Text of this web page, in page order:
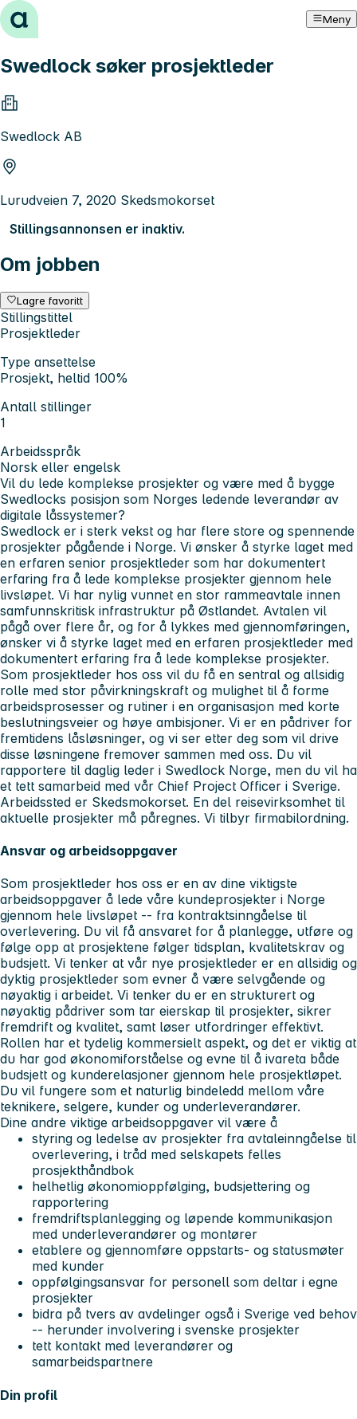
Hopp til innhold Meny
Swedlock søker prosjektleder
Swedlock AB
Lurudveien 7, 2020 Skedsmokorset
Stillingsannonsen er inaktiv.
Om jobben
Lagre favoritt
Stillingstittel
Prosjektleder
Type ansettelse
Prosjekt, heltid 100%
Antall stillinger
1
Arbeidsspråk
Norsk eller engelsk
Vil du lede komplekse prosjekter og være med å bygge
Swedlocks posisjon som Norges ledende leverandør av
digitale låssystemer?
Swedlock er i sterk vekst og har flere store og spennende
prosjekter pågående i Norge. Vi ønsker å styrke laget med
en erfaren senior prosjektleder som har dokumentert
erfaring fra å lede komplekse prosjekter gjennom hele
livsløpet. Vi har nylig vunnet en stor rammeavtale innen
samfunnskritisk infrastruktur på Østlandet. Avtalen vil
pågå over flere år, og for å lykkes med gjennomføringen,
ønsker vi å styrke laget med en erfaren prosjektleder med
dokumentert erfaring fra å lede komplekse prosjekter.
Som prosjektleder hos oss vil du få en sentral og allsidig
rolle med stor påvirkningskraft og mulighet til å forme
arbeidsprosesser og rutiner i en organisasjon med korte
beslutningsveier og høye ambisjoner. Vi er en pådriver for
fremtidens låsløsninger, og vi ser etter deg som vil drive
disse løsningene fremover sammen med oss. Du vil
rapportere til daglig leder i Swedlock Norge, men du vil ha
et tett samarbeid med vår Chief Project Officer i Sverige.
Arbeidssted er Skedsmokorset. En del reisevirksomhet til
aktuelle prosjekter må påregnes. Vi tilbyr firmabilordning.
Ansvar og arbeidsoppgaver
Som prosjektleder hos oss er en av dine viktigste
arbeidsoppgaver å lede våre kundeprosjekter i Norge
gjennom hele livsløpet -- fra kontraktsinngåelse til
overlevering. Du vil få ansvaret for å planlegge, utføre og
følge opp at prosjektene følger tidsplan, kvalitetskrav og
budsjett. Vi tenker at vår nye prosjektleder er en allsidig og
dyktig prosjektleder som evner å være selvgående og
nøyaktig i arbeidet. Vi tenker du er en strukturert og
nøyaktig pådriver som tar eierskap til prosjekter, sikrer
fremdrift og kvalitet, samt løser utfordringer effektivt.
Rollen har et tydelig kommersielt aspekt, og det er viktig at
du har god økonomiforståelse og evne til å ivareta både
budsjett og kunderelasjoner gjennom hele prosjektløpet.
Du vil fungere som et naturlig bindeledd mellom våre
teknikere, selgere, kunder og underleverandører.
Dine andre viktige arbeidsoppgaver vil være å
styring og ledelse av prosjekter fra avtaleinngåelse til
overlevering, i tråd med selskapets felles
prosjekthåndbok
helhetlig økonomioppfølging, budsjettering og
rapportering
fremdriftsplanlegging og løpende kommunikasjon
med underleverandører og montører
etablere og gjennomføre oppstarts- og statusmøter
med kunder
oppfølgingsansvar for personell som deltar i egne
prosjekter
bidra på tvers av avdelinger også i Sverige ved behov
-- herunder involvering i svenske prosjekter
tett kontakt med leverandører og
samarbeidspartnere
Din profil